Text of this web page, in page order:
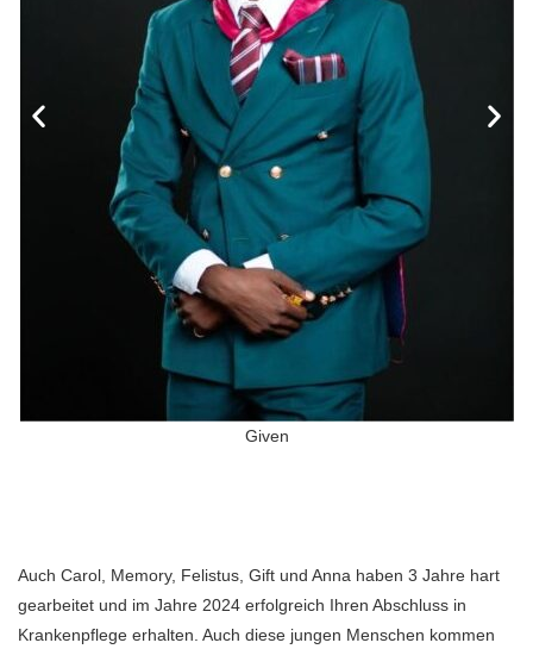
Given
Auch Carol, Memory, Felistus, Gift und Anna haben 3 Jahre hart
gearbeitet und im Jahre 2024 erfolgreich Ihren Abschluss in
Krankenpflege erhalten. Auch diese jungen Menschen kommen